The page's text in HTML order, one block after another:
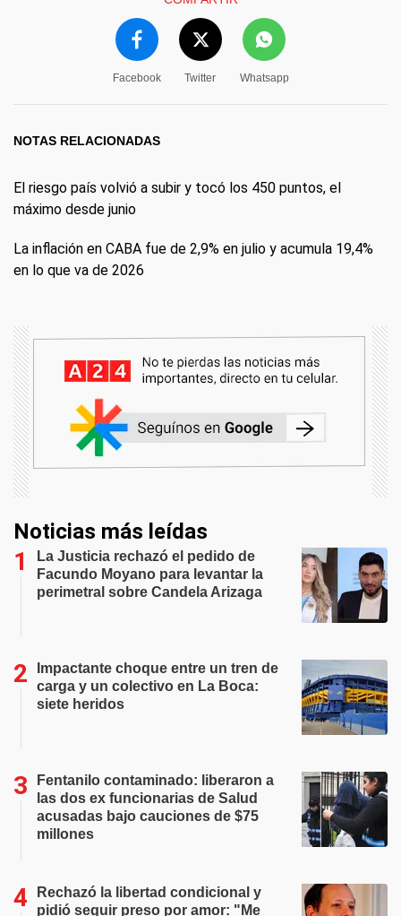
Facebook Twitter Whatsapp
NOTAS RELACIONADAS
El riesgo país volvió a subir y tocó los 450 puntos, el
máximo desde junio
La inflación en CABA fue de 2,9% en julio y acumula 19,4%
en lo que va de 2026
Noticias más leídas
La Justicia rechazó el pedido de
Facundo Moyano para levantar la
perimetral sobre Candela Arizaga
Impactante choque entre un tren de
carga y un colectivo en La Boca:
siete heridos
Fentanilo contaminado: liberaron a
las dos ex funcionarias de Salud
acusadas bajo cauciones de $75
millones
Rechazó la libertad condicional y
pidió seguir preso por amor: "Me